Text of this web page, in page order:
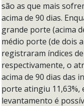
são as que mais
acima de 90 dias.
grande porte (acima
médio porte (de dois
registraram índices de
respectivamente, o
acima de 90 dias das
porte atingiu 11,63%,
levantamento é